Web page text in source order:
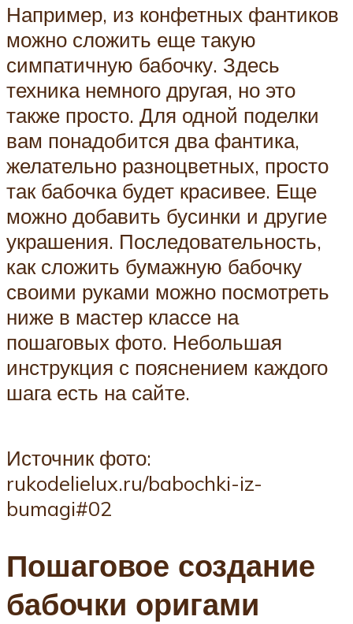
Например, из конфетных фантиков
можно сложить еще такую
симпатичную бабочку. Здесь
техника немного другая, но это
также просто. Для одной поделки
вам понадобится два фантика,
желательно разноцветных, просто
так бабочка будет красивее. Еще
можно добавить бусинки и другие
украшения. Последовательность,
как сложить бумажную бабочку
своими руками можно посмотреть
ниже в мастер классе на
пошаговых фото. Небольшая
инструкция с пояснением каждого
шага есть на сайте.
Источник фото:
rukodelielux.ru/babochki-iz-
bumagi#02
Пошаговое создание
бабочки оригами